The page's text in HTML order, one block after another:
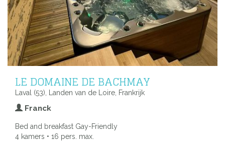
LE DOMAINE DE BACHMAY
Laval (53), Landen van de Loire, Frankrijk
Franck
Bed and breakfast Gay-Friendly
4 kamers • 16 pers. max.